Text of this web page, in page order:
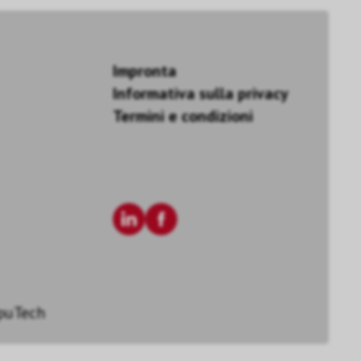
Impronta
Informativa sulla privacy
Termini e condizioni